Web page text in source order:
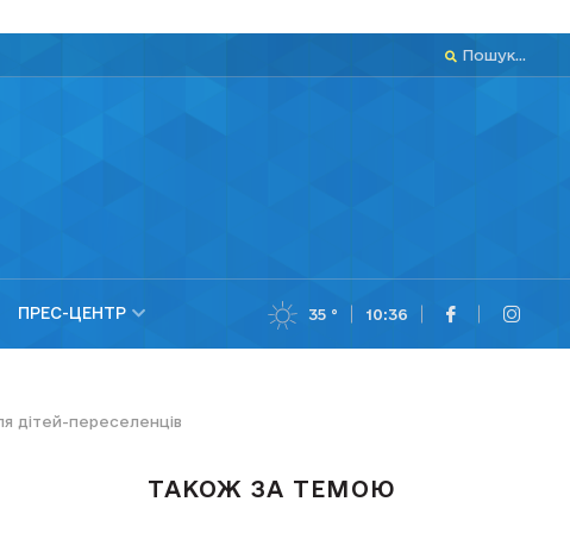
Пошук...
ПРЕС-ЦЕНТР 35 ° 10:36
дітей-переселенців
ТАКОЖ ЗА ТЕМОЮ